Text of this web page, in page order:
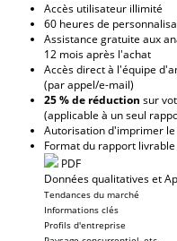
Accès utilisateur illimité
60 heures de
Assistance gratuite aux
12 mois après l'achat
Accès direct à l'équipe
(par appel/e-mail)
25 % de réduction sur
(applicable à un seul
Autorisation d'imprimer
Format du rapport livrable
PDF
Données qualitatives et
Tendances du marché
Informations clés
Profils d'entreprise